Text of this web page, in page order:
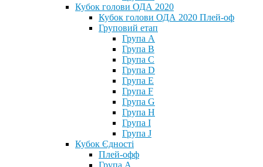
Кубок голови ОДА 2020
Кубок голови ОДА 2020 Плей-оф
Груповий етап
Група A
Група B
Група C
Група D
Група E
Група F
Група G
Група H
Група I
Група J
Кубок Єдності
Плей-офф
Група А